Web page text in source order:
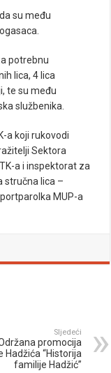
su među
potrebnu
lica, 4 lica
te su među
službenika.
a koji rukovodi
Sektora
a i inspektorat za
stručna lica –
MUP-a
Sljedeći
promocija
Hadžića “Historija
familije Hadžić”